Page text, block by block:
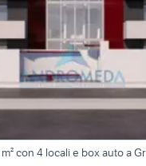
con 4 locali e box auto a Gr